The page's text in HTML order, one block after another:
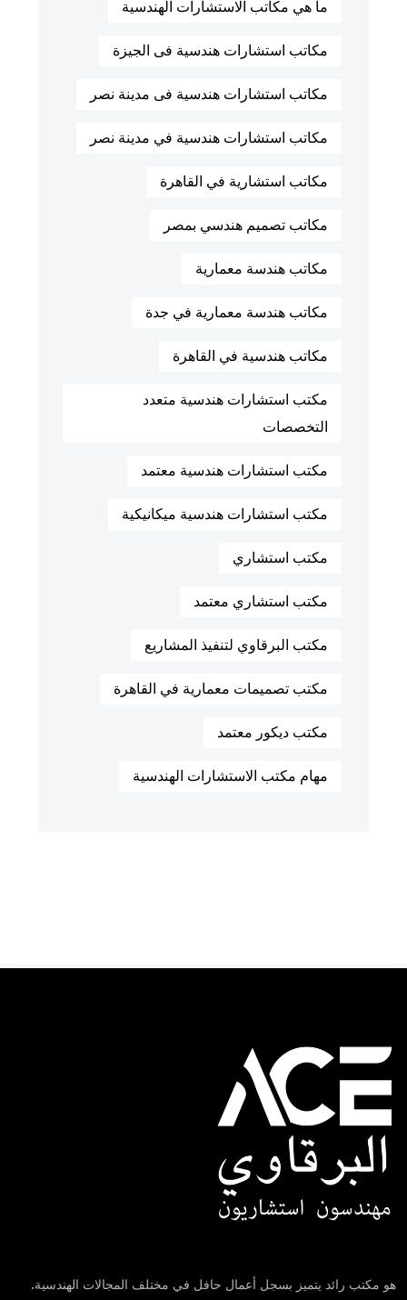
ما هي مكاتب الاستشارات الهندسية
مكاتب استشارات هندسية فى الجيزة
مكاتب استشارات هندسية فى مدينة نصر
مكاتب استشارات هندسية في مدينة نصر
مكاتب استشارية في القاهرة
مكاتب تصميم هندسي بمصر
مكاتب هندسة معمارية
مكاتب هندسة معمارية في جدة
مكاتب هندسية في القاهرة
مكتب استشارات هندسية متعدد
التخصصات
مكتب استشارات هندسية معتمد
مكتب استشارات هندسية ميكانيكية
مكتب استشاري
مكتب استشاري معتمد
مكتب البرقاوي لتنفيذ المشاريع
مكتب تصميمات معمارية في القاهرة
مكتب ديكور معتمد
مهام مكتب الاستشارات الهندسية
هو مكتب رائد يتميز بسجل أعمال حافل في مختلف المجالات الهندسية.